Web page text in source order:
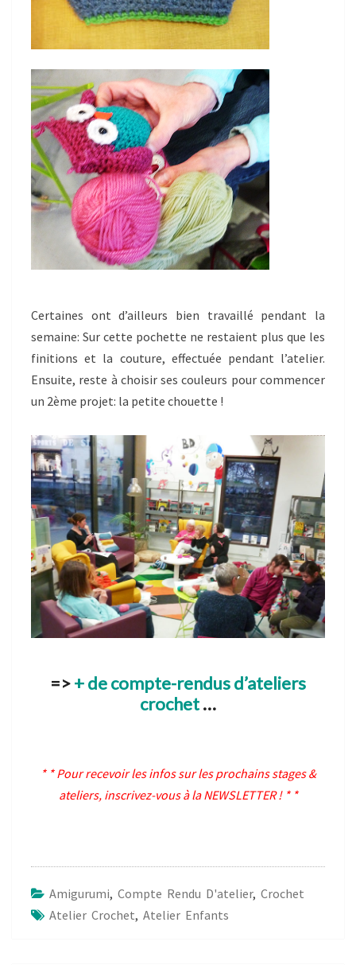
Certaines ont d’ailleurs bien travaillé pendant la
semaine: Sur cette pochette ne restaient plus que les
finitions et la couture, effectuée pendant l’atelier.
Ensuite, reste à choisir ses couleurs pour commencer
un 2ème projet: la petite chouette !
=>+ de compte-rendus d’ateliers
crochet…
* * Pour recevoir les infos sur les prochains stages &
ateliers, inscrivez-vous à la NEWSLETTER! * *
Amigurumi, Compte Rendu D'atelier, Crochet
Atelier Crochet, Atelier Enfants